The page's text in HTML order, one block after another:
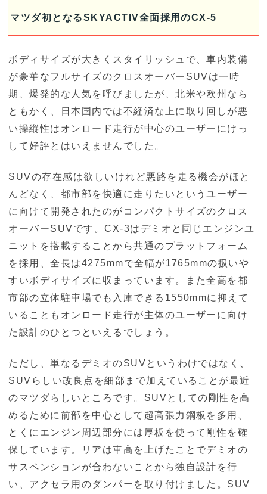
マツダ初となるSKYACTIV全面採用のCX-5
ボディサイズが大きくスタイリッシュで、車内装備
が豪華なフルサイズのクロスオーバーSUVは一時
期、爆発的な人気を呼びましたが、北米や欧州なら
ともかく、日本国内では不経済な上に取り回しが悪
い操縦性はオンロード走行が中心のユーザーにけっ
して好評とはいえませんでした。
SUVの存在感は欲しいけれど悪路を走る機会がほと
んどなく、都市部を快適に走りたいというユーザー
に向けて開発されたのがコンパクトサイズのクロス
オーバーSUVです。CX-3はデミオと同じエンジンユ
ニットを搭載することから共通のプラットフォーム
を採用、全長は4275mmで全幅が1765mmの扱いや
すいボディサイズに収まっています。また全高を都
市部の立体駐車場でも入庫できる1550mmに抑えて
いることもオンロード走行が主体のユーザーに向け
た設計のひとつといえるでしょう。
ただし、単なるデミオのSUVというわけではなく、
SUVらしい改良点を細部まで加えていることが最近
のマツダらしいところです。SUVとしての剛性を高
めるために前部を中心として超高張力鋼板を多用、
とくにエンジン周辺部分には厚板を使って剛性を確
保しています。リアは車高を上げたことでデミオの
サスペンションが合わないことから独自設計を行
い、アクセラ用のダンパーを取り付けました。SUV